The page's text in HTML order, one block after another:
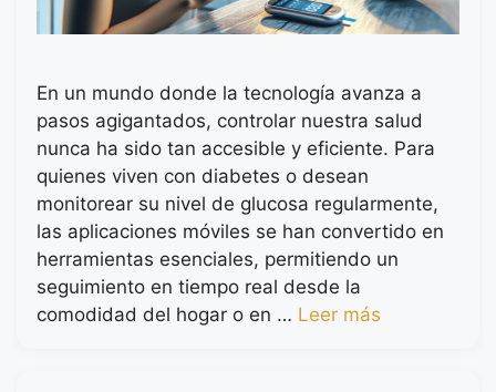
En un mundo donde la tecnología avanza a
pasos agigantados, controlar nuestra salud
nunca ha sido tan accesible y eficiente. Para
quienes viven con diabetes o desean
monitorear su nivel de glucosa regularmente,
las aplicaciones móviles se han convertido en
herramientas esenciales, permitiendo un
seguimiento en tiempo real desde la
comodidad del hogar o en … Leer más